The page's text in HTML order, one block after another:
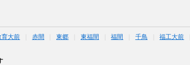
育大前 赤間 東郷 東福間 福間 千鳥 福工大前